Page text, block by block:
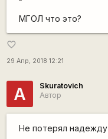
МГОЛ что это?
favorite_border
29 Апр, 2018 12:21
А
Skuratovich
Автор
Не потерял надежду